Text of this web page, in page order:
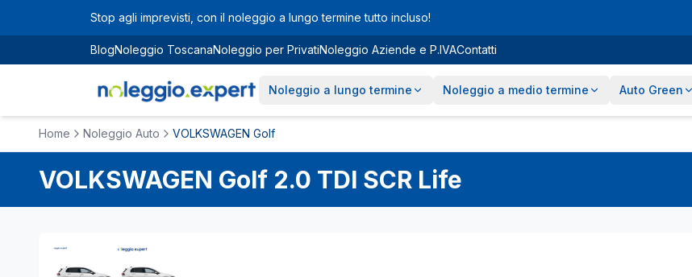
Vai al contenuto principale
Stop agli imprevisti, con il noleggio a lungo termine tutto incluso!
BlogNoleggio ToscanaNoleggio per PrivatiNoleggio Aziende e P.IVAContatti
Noleggio a lungo termine Noleggio a medio termine Auto Green
Home Noleggio Auto VOLKSWAGEN Golf
VOLKSWAGEN Golf 2.0 TDI SCR Life